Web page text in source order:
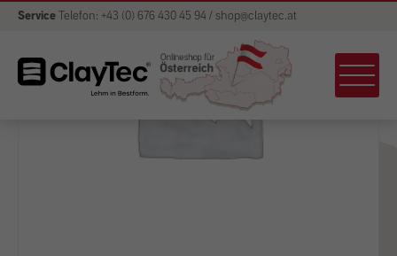
Service Telefon: +43 (0) 676 430 45 94 / shop@claytec.at